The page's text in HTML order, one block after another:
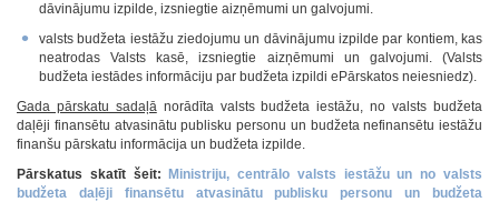
dāvinājumu izpilde, izsniegtie aizņēmumi un galvojumi.
valsts budžeta iestāžu ziedojumu un dāvinājumu izpilde par kontiem, kas
neatrodas Valsts kasē, izsniegtie aizņēmumi un galvojumi. (Valsts
budžeta iestādes informāciju par budžeta izpildi ePārskatos neiesniedz).
Gada pārskatu sadaļānorādīta valsts budžeta iestāžu, no valsts budžeta
daļēji finansētu atvasinātu publisku personu un budžeta nefinansētu iestāžu
finanšu pārskatu informācija un budžeta izpilde.
Pārskatus skatīt šeit:
Ministriju, centrālo valsts iestāžu un no valsts
budžeta daļēji finansētu atvasinātu publisku personu un budžeta